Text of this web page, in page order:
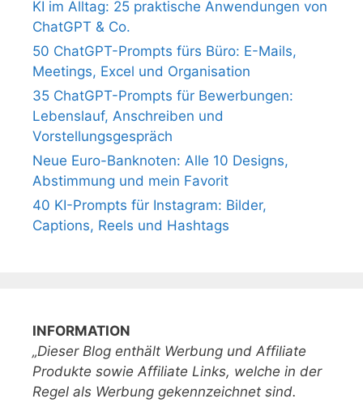
KI im Alltag: 25 praktische Anwendungen von
ChatGPT & Co.
50 ChatGPT-Prompts fürs Büro: E-Mails,
Meetings, Excel und Organisation
35 ChatGPT-Prompts für Bewerbungen:
Lebenslauf, Anschreiben und
Vorstellungsgespräch
Neue Euro-Banknoten: Alle 10 Designs,
Abstimmung und mein Favorit
40 KI-Prompts für Instagram: Bilder,
Captions, Reels und Hashtags
INFORMATION
„Dieser Blog enthält Werbung und Affiliate
Produkte sowie Affiliate Links, welche in der
Regel als Werbung gekennzeichnet sind.